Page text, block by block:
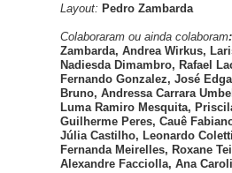
Layout: Pedro Zambarda
Colaboraram ou ainda colaboram:
Zambarda, Andrea Wirkus,
Nadiesda Dimambro, Rafael
Fernando Gonzalez, José
Bruno, Andressa Carrara
Luma Ramiro Mesquita,
Guilherme Peres, Cauê
Júlia Castilho, Leonardo
Fernanda Meirelles, Roxane
Alexandre Facciolla, Ana